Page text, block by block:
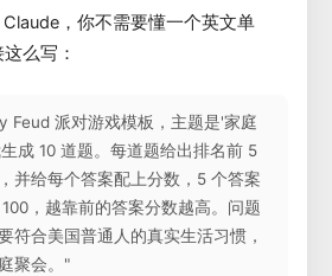
，你不需要懂一个英文单
么写：
Feud 派对游戏模板，主题是'家庭
成 10 道题。每道题给出排名前 5
并给每个答案配上分数，5 个答案
，越靠前的答案分数越高。问题
符合美国普通人的真实生活习惯，
聚会。"